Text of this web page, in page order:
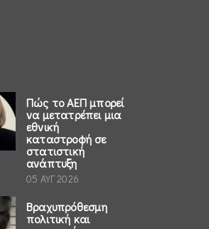
Πώς το ΑΕΠ μπορεί
να μετατρέπει μια
εθνική
καταστροφή σε
στατιστική
ανάπτυξη
05 ΑΥΓ 2026
Βραχυπρόθεσμη
πολιτική και